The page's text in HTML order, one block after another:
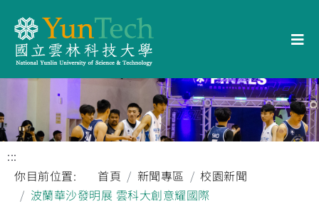
:::
你目前位置:
首頁 新聞專區
校園新聞
波蘭華沙發明展 雲科大創意耀國際